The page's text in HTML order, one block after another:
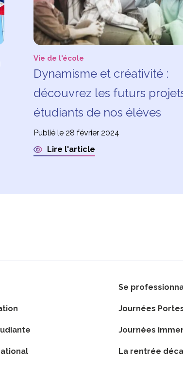
Vie de l'école
Dynamisme et créativité :
découvrez les futurs
étudiants de nos élèves
Publié le 28 février 2024
Lire l'article
Se
Journées
Journées
La rentrée